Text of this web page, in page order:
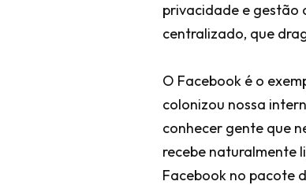
privacidade e gestão
centralizado, que
O Facebook é o
colonizou nossa
conhecer gente que
recebe naturalmente
Facebook no pacote